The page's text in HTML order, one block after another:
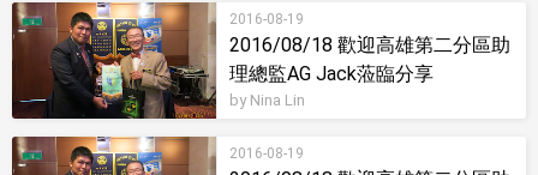
2016-08-19
2016/08/18 歡迎高雄第二分區助
理總監AG Jack蒞臨分享
by Nina Lin
2016-08-19